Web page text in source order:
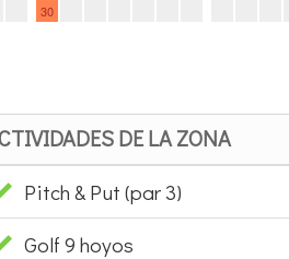
DE LA ZONA
Pitch & Put (par 3)
Golf 9 hoyos